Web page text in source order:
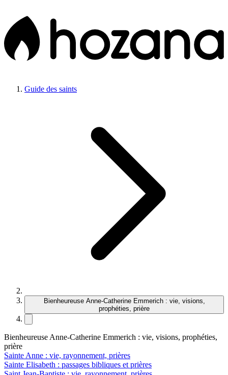
Guide des saints
Bienheureuse Anne-Catherine Emmerich : vie, visions,
prophéties, prière
Bienheureuse Anne-Catherine Emmerich : vie, visions, prophéties,
prière
Sainte Anne : vie, rayonnement, prières
Sainte Elisabeth : passages bibliques et prières